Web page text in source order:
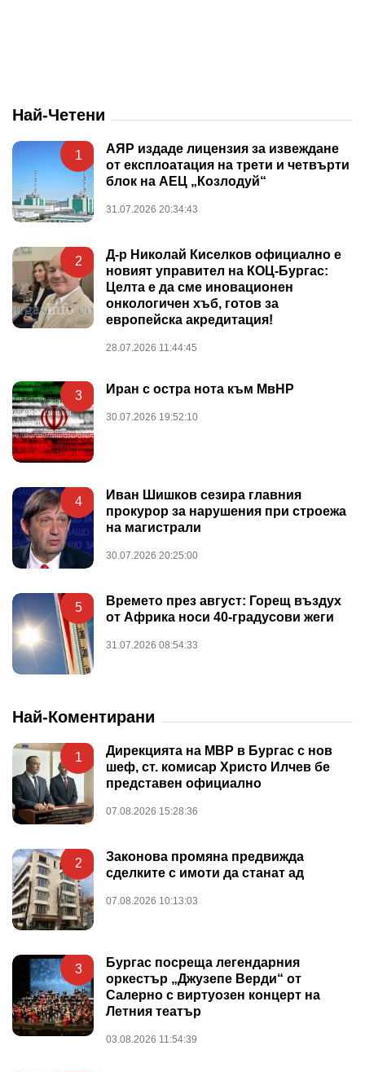
Най-Четени
1
АЯР издаде лицензия за извеждане
от експлоатация на трети и четвърти
блок на АЕЦ „Козлодуй“
31.07.2026 20:34:43
2
Д-р Николай Киселков официално е
новият управител на КОЦ-Бургас:
Целта е да сме иновационен
онкологичен хъб, готов за
европейска акредитация!
28.07.2026 11:44:45
3 Иран с остра нота към МвНР
30.07.2026 19:52:10
4
Иван Шишков сезира главния
прокурор за нарушения при строежа
на магистрали
30.07.2026 20:25:00
5
Времето през август: Горещ въздух
от Африка носи 40-градусови жеги
31.07.2026 08:54:33
Най-Коментирани
1
Дирекцията на МВР в Бургас с нов
шеф, ст. комисар Христо Илчев бе
представен официално
07.08.2026 15:28:36
2
Законова промяна предвижда
сделките с имоти да станат ад
07.08.2026 10:13:03
3
Бургас посреща легендарния
оркестър „Джузепе Верди“ от
Салерно с виртуозен концерт на
Летния театър
03.08.2026 11:54:39